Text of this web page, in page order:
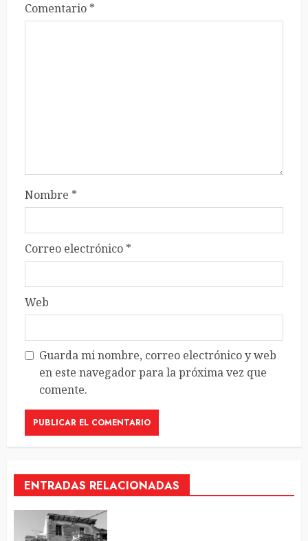
Comentario *
Nombre *
Correo electrónico *
Web
Guarda mi nombre, correo electrónico y web
en este navegador para la próxima vez que
comente.
ENTRADAS RELACIONADAS